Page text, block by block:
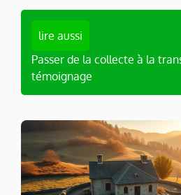
lire aussi
Passer de la collecte à la
témoignage